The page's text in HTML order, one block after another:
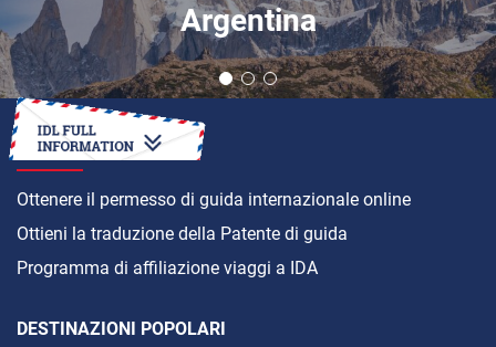
Argentina
COME
Ottenere il permesso di guida internazionale online
Ottieni la traduzione della Patente di guida
Programma di affiliazione viaggi a IDA
DESTINAZIONI POPOLARI